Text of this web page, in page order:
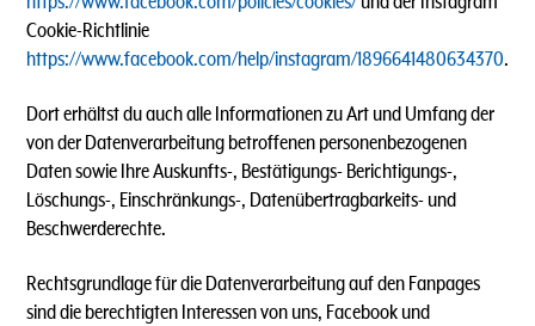
Cookie-Richtlinie
https://www.facebook.com/help/instagram/1896641480634370.
Dort erhältst du auch alle Informationen zu Art und Umfang der
von der Datenverarbeitung betroffenen personenbezogenen
Daten sowie Ihre Auskunfts-, Bestätigungs- Berichtigungs-,
Löschungs-, Einschränkungs-, Datenübertragbarkeits- und
Beschwerderechte.
Rechtsgrundlage für die Datenverarbeitung auf den Fanpages
sind die berechtigten Interessen von uns, Facebook und